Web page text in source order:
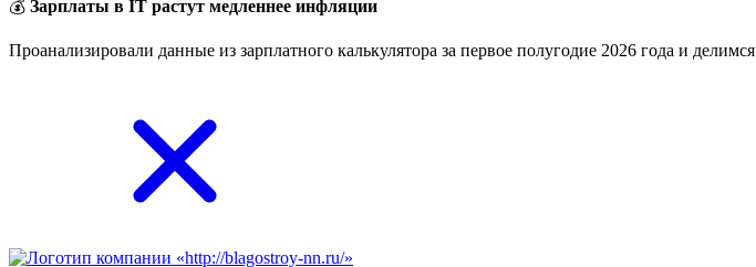
💰 Зарплаты в IT растут медленнее инфляции
Проанализировали данные из зарплатного калькулятора за первое полугодие 2026 года и делимся